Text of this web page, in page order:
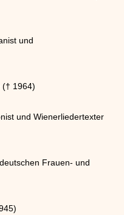
und
(† 1964)
und Wienerliedertexter
Frauen- und